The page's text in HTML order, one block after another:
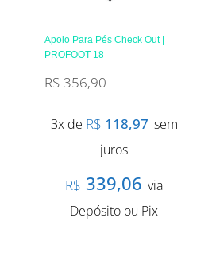
Apoio Para Pés Check Out |
PROFOOT 18
R$ 356,90
3x de R$ 118,97 sem
juros
R$ 339,06 via
Depósito ou Pix